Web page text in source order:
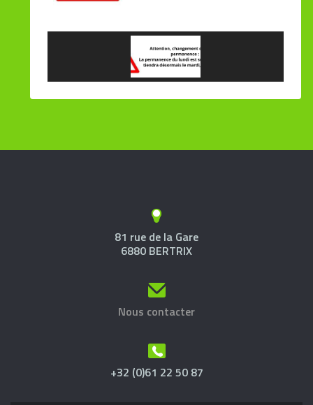
81 rue de la Gare
6880 BERTRIX
Nous contacter
+32 (0)61 22 50 87